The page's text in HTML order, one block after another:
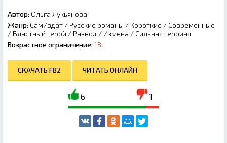
Автор: Ольга Лукьянова
Жанр: СамИздат / Русские романы / Короткие / Современные
/ Властный герой / Развод / Измена / Сильная героиня
Возрастное ограничение: 18+
СКАЧАТЬ FB2 ЧИТАТЬ ОНЛАЙН
6 1